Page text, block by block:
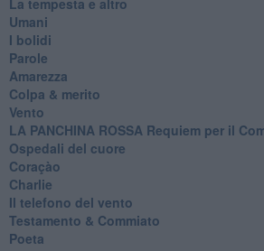
Umani
I bolidi
Parole
Amarezza
Colpa & merito
Vento
​LA PANCHINA ROSSA Requiem per il
Ospedali del cuore
Coraçào
Charlie
Il telefono del vento
Testamento & Commiato
Poeta